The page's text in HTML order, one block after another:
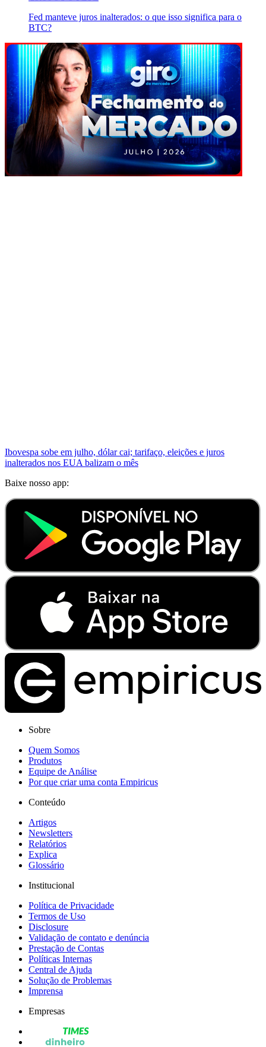
Fed manteve juros inalterados: o que isso significa para o
BTC?
Ibovespa sobe em julho, dólar cai; tarifaço, eleições e juros
inalterados nos EUA balizam o mês
Baixe nosso app:
Sobre
Quem Somos
Produtos
Equipe de Análise
Por que criar uma conta Empiricus
Conteúdo
Artigos
Newsletters
Relatórios
Explica
Glossário
Institucional
Política de Privacidade
Termos de Uso
Disclosure
Validação de contato e denúncia
Prestação de Contas
Políticas Internas
Central de Ajuda
Solução de Problemas
Imprensa
Empresas